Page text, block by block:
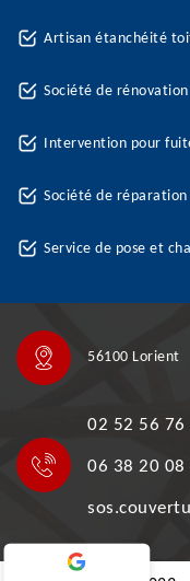
Artisan étanchéité
Société de
Intervention pour
Société de
Service de pose et
56100 Lorient
02 52 56 76
06 38 20 08